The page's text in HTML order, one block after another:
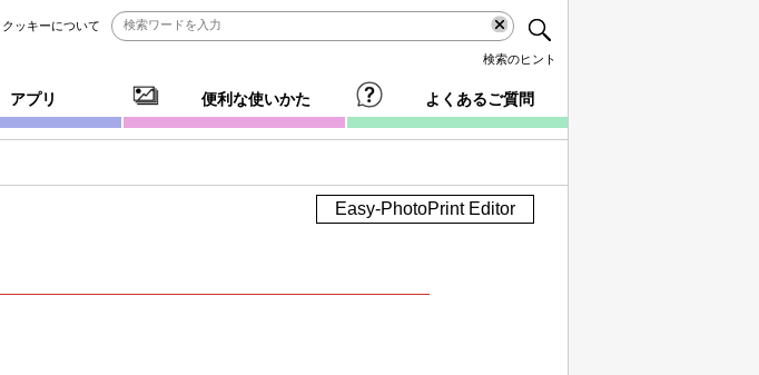
ッキーについて
検索のヒント
アプリ 便利な使いかた よくあるご質問
Easy-PhotoPrint Editor